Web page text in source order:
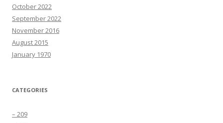
October 2022
September 2022
November 2016
August 2015
January 1970
CATEGORIES
– 209